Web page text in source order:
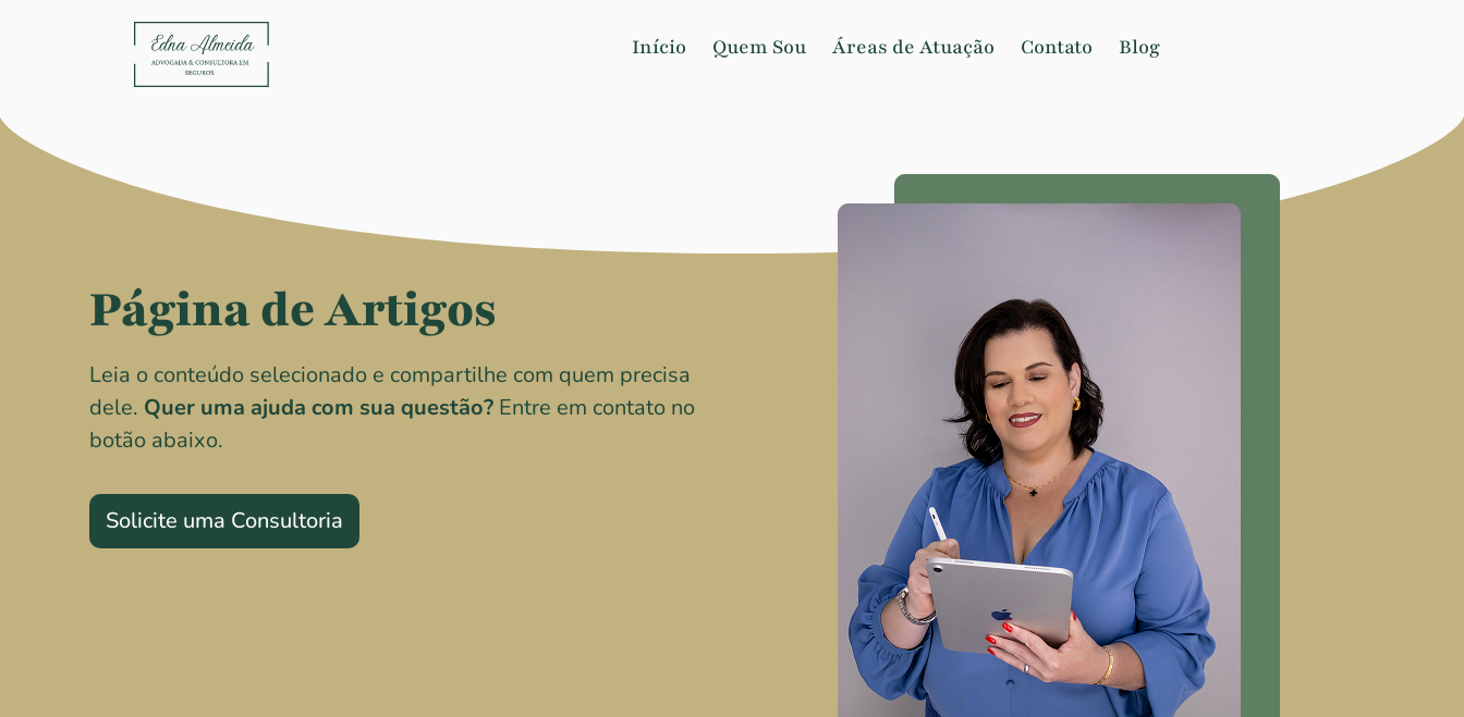
Início Quem Sou Áreas de Atuação Contato Blog
Página de Artigos
Leia o conteúdo selecionado e compartilhe com quem precisa
dele. Quer uma ajuda com sua questão? Entre em contato no
botão abaixo.
Solicite uma Consultoria